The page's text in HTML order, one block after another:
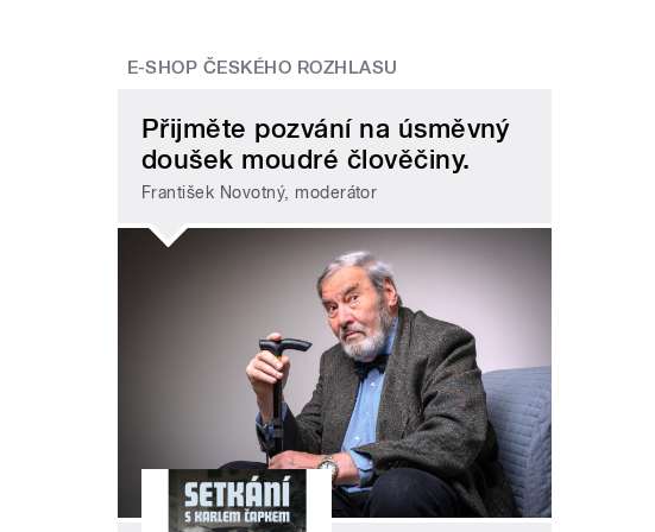
E-SHOP ČESKÉHO ROZHLASU
Přijměte pozvání na úsměvný
doušek moudré člověčiny.
František Novotný, moderátor